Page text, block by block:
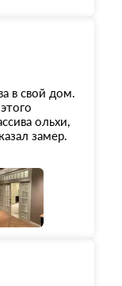
в свой дом.
ольхи,
замер.
все
через пару
заказ,
забрал
магазине,
их сам.
и мебель.